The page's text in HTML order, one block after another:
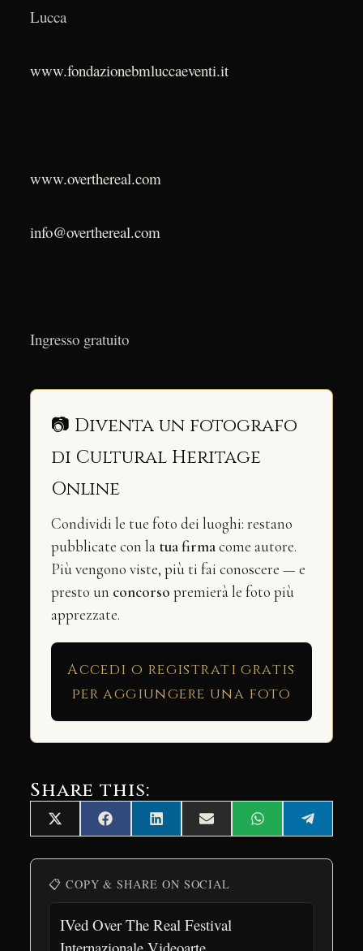
Lucca
www.fondazionebmluccaeventi.it
www.overthereal.com
info@overthereal.com
Ingresso gratuito
📷 Diventa un fotografo
di Cultural Heritage
Online
Condividi le tue foto dei luoghi: restano
pubblicate con la tua firmacome autore.
Più vengono viste, più ti fai conoscere — e
presto un concorso premierà le foto più
apprezzate.
Accedi o registrati gratis
per aggiungere una foto
Share this:
Share
on
X
(Twitter)
Share
on
FacebookShare
on
LinkedInShare
on
Email Share
on
WhatsAppShare
on
📋 COPY & SHARE ON SOCIAL